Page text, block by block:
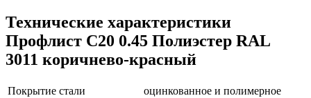
Технические характеристики
Профлист С20 0.45 Полиэстер RAL
3011 коричнево-красный
Покрытие стали
оцинкованное и полимерное